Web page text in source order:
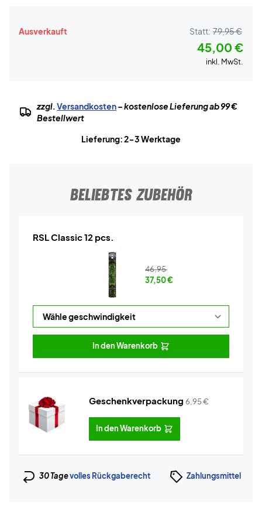
Ausverkauft Statt: 79,95 €
45,00 €
inkl. MwSt.
zzgl.Versandkosten– kostenlose Lieferung ab 99 €
Bestellwert
Lieferung: 2-3 Werktage
BELIEBTES ZUBEHÖR
RSL Classic 12 pcs.
46,95
37,50€
In den Warenkorb
Geschenkverpackung 6,95€
In den Warenkorb
30 Tagevolles Rückgaberecht Zahlungsmittel